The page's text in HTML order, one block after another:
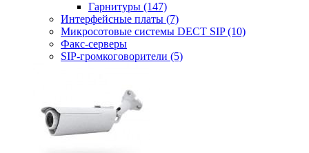
Гарнитуры (147)
Интерфейсные платы (7)
Микросотовые системы DECT SIP(10)
Факс-серверы
SIP-громкоговорители (5)